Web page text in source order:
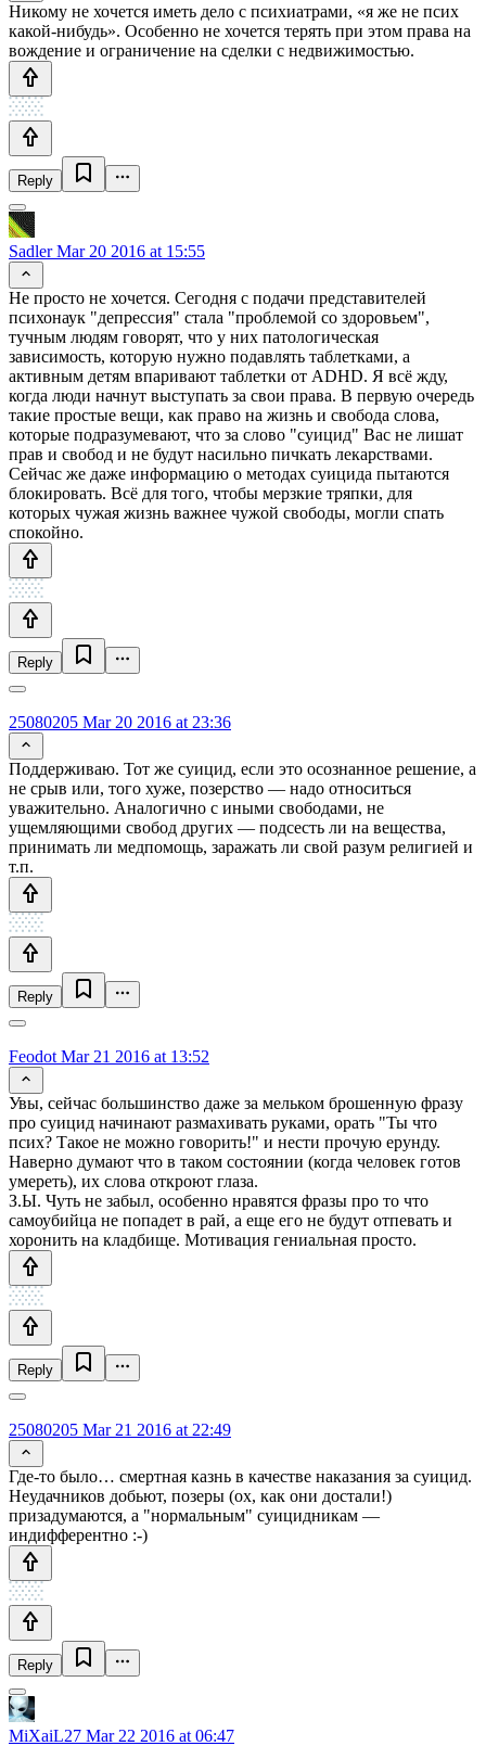
Никому не хочется иметь дело с психиатрами, «я же не псих
какой-нибудь». Особенно не хочется терять при этом права на
вождение и ограничение на сделки с недвижимостью.
Reply
SadlerMar 20 2016 at 15:55
Не просто не хочется. Сегодня с подачи представителей
психонаук "депрессия" стала "проблемой со здоровьем",
тучным людям говорят, что у них патологическая
зависимость, которую нужно подавлять таблетками, а
активным детям впаривают таблетки от ADHD. Я всё жду,
когда люди начнут выступать за свои права. В первую очередь
такие простые вещи, как право на жизнь и свобода слова,
которые подразумевают, что за слово "суицид" Вас не лишат
прав и свобод и не будут насильно пичкать лекарствами.
Сейчас же даже информацию о методах суицида пытаются
блокировать. Всё для того, чтобы мерзкие тряпки, для
которых чужая жизнь важнее чужой свободы, могли спать
спокойно.
Reply
25080205 Mar 20 2016 at 23:36
Поддерживаю. Тот же суицид, если это осознанное решение, а
не срыв или, того хуже, позерство — надо относиться
уважительно. Аналогично с иными свободами, не
ущемляющими свобод других — подсесть ли на вещества,
принимать ли медпомощь, заражать ли свой разум религией и
т.п.
Reply
Feodot Mar 21 2016 at 13:52
Увы, сейчас большинство даже за мельком брошенную фразу
про суицид начинают размахивать руками, орать "Ты что
псих? Такое не можно говорить!" и нести прочую ерунду.
Наверно думают что в таком состоянии (когда человек готов
умереть), их слова откроют глаза.
З.Ы. Чуть не забыл, особенно нравятся фразы про то что
самоубийца не попадет в рай, а еще его не будут отпевать и
хоронить на кладбище. Мотивация гениальная просто.
Reply
25080205 Mar 21 2016 at 22:49
Где-то было… смертная казнь в качестве наказания за суицид.
Неудачников добьют, позеры (ох, как они достали!)
призадумаются, а "нормальным" суицидникам —
индифферентно :-)
Reply
MiXaiL27 Mar 22 2016 at 06:47